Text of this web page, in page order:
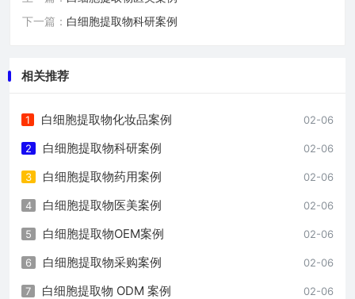
下一篇： 白细胞提取物科研案例
相关推荐
02-06
1 白细胞提取物化妆品案例
02-06
2 白细胞提取物科研案例
02-06
3 白细胞提取物药用案例
02-06
4 白细胞提取物医美案例
02-06
5 白细胞提取物OEM案例
02-06
6 白细胞提取物采购案例
02-06
7 白细胞提取物 ODM 案例